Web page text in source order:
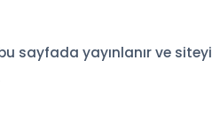
sayfada yayınlanır ve siteyi